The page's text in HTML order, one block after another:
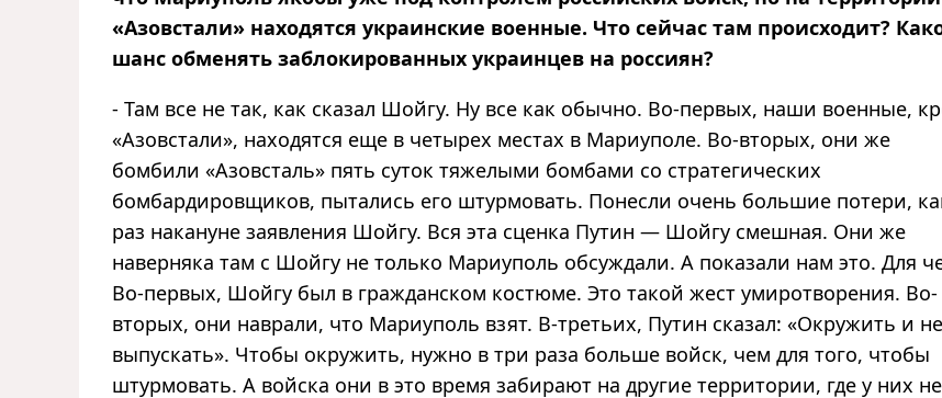
«Азовстали» находятся украинские военные. Что сейчас там происходит?
шанс обменять заблокированных украинцев на россиян?
- Там все не так, как сказал Шойгу. Ну все как обычно. Во-первых, наши военные,
«Азовстали», находятся еще в четырех местах в Мариуполе. Во-вторых, они же
бомбили «Азовсталь» пять суток тяжелыми бомбами со стратегических
бомбардировщиков, пытались его штурмовать. Понесли очень большие потери,
раз накануне заявления Шойгу. Вся эта сценка Путин — Шойгу смешная. Они же
наверняка там с Шойгу не только Мариуполь обсуждали. А показали нам это. Для
Во-первых, Шойгу был в гражданском костюме. Это такой жест умиротворения. Во-
вторых, они наврали, что Мариуполь взят. В-третьих, Путин сказал: «Окружить и не
выпускать». Чтобы окружить, нужно в три раза больше войск, чем для того, чтобы
штурмовать. А войска они в это время забирают на другие территории, где у них не